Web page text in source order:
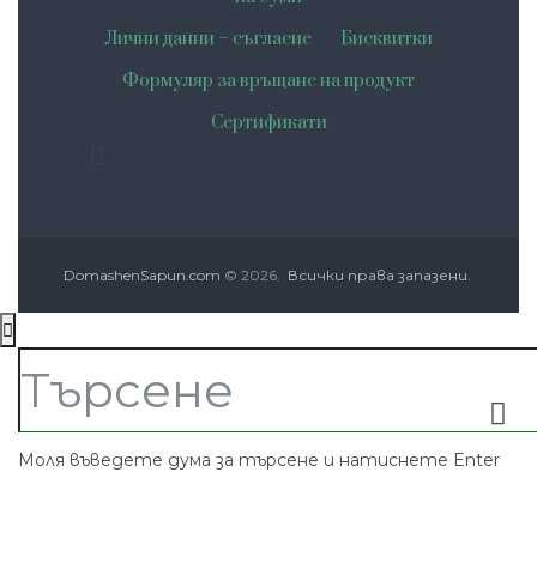
Лични данни – съгласие
Бисквитки
Формуляр за връщане на продукт
Сертификати
DomashenSapun.com © 2026. Всички права запазени.
Моля въведете дума за търсене и натиснете Enter